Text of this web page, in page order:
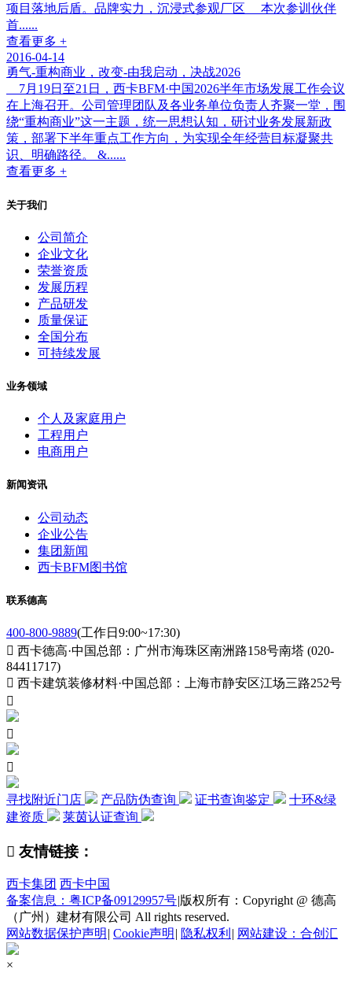
项目落地后盾。品牌实力，沉浸式参观厂区 本次参训伙伴
首......
查看更多 +
2016-04-14
勇气-重构商业，改变-由我启动，决战2026
7月19日至21日，西卡BFM·中国2026半年市场发展工作会议
在上海召开。公司管理团队及各业务单位负责人齐聚一堂，围
绕“重构商业”这一主题，统一思想认知，研讨业务发展新政
策，部署下半年重点工作方向，为实现全年经营目标凝聚共
识、明确路径。 &......
查看更多 +
关于我们
公司简介
企业文化
荣誉资质
发展历程
产品研发
质量保证
全国分布
可持续发展
业务领域
个人及家庭用户
工程用户
电商用户
新闻资讯
公司动态
企业公告
集团新闻
西卡BFM图书馆
联系德高
400-800-9889(工作日9:00~17:30)
 西卡德高·中国总部：广州市海珠区南洲路158号南塔 (020-
84411717)
 西卡建筑装修材料·中国总部：上海市静安区江场三路252号



寻找附近门店 产品防伪查询 证书查询鉴定
十环&绿
建资质
莱茵认证查询
 友情链接：
西卡集团 西卡中国
备案信息：粤ICP备09129957号|版权所有：Copyright @ 德高
（广州）建材有限公司 All rights reserved.
网站数据保护声明 | Cookie声明 | 隐私权利 | 网站建设：合创汇
×